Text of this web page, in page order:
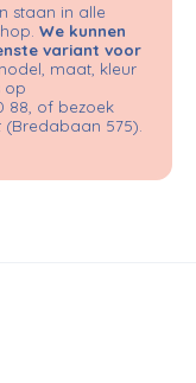
staan in alle
We kunnen
variant voor
maat, kleur
op
88, of bezoek
575).